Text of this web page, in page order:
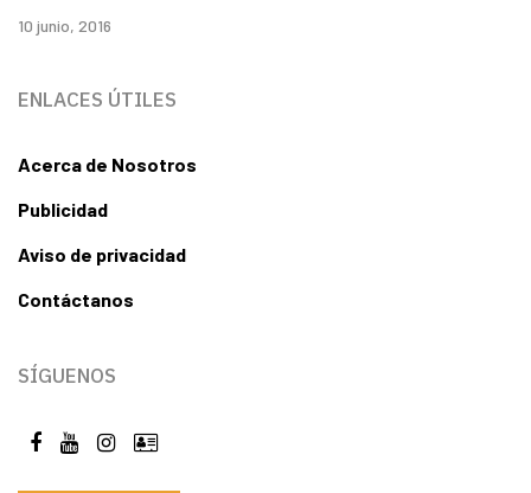
10 junio, 2016
ENLACES ÚTILES
Acerca de Nosotros
Publicidad
Aviso de privacidad
Contáctanos
SÍGUENOS